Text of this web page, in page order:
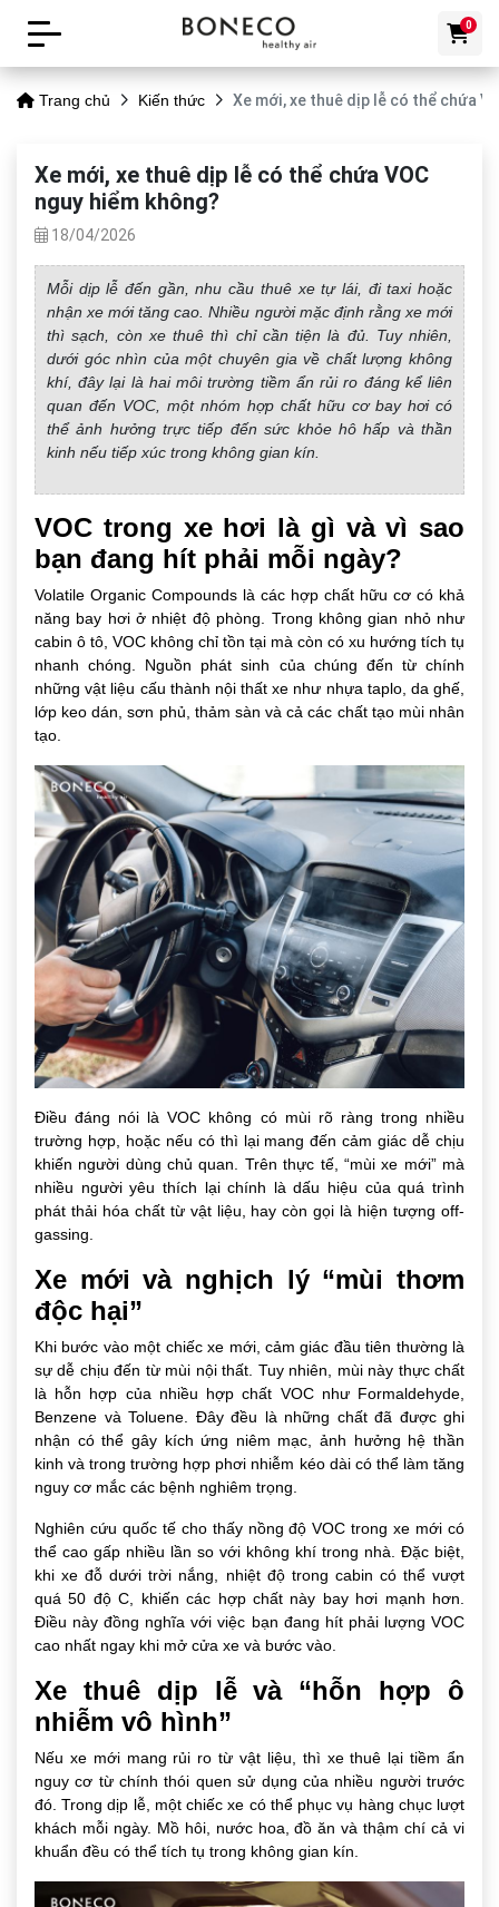
0
Trang chủ Kiến thức Xe mới, xe thuê dịp lễ có thể chứa
Xe mới, xe thuê dịp lễ có thể chứa VOC
nguy hiểm không?
18/04/2026
Mỗi dịp lễ đến gần, nhu cầu thuê xe tự lái, đi taxi hoặc
nhận xe mới tăng cao. Nhiều người mặc định rằng xe mới
thì sạch, còn xe thuê thì chỉ cần tiện là đủ. Tuy nhiên,
dưới góc nhìn của một chuyên gia về chất lượng không
khí, đây lại là hai môi trường tiềm ẩn rủi ro đáng kể liên
quan đến VOC, một nhóm hợp chất hữu cơ bay hơi có
thể ảnh hưởng trực tiếp đến sức khỏe hô hấp và thần
kinh nếu tiếp xúc trong không gian kín.
VOC trong xe hơi là gì và vì sao
bạn đang hít phải mỗi ngày?
Volatile Organic Compounds là các hợp chất hữu cơ có khả
năng bay hơi ở nhiệt độ phòng. Trong không gian nhỏ như
cabin ô tô, VOC không chỉ tồn tại mà còn có xu hướng tích tụ
nhanh chóng. Nguồn phát sinh của chúng đến từ chính
những vật liệu cấu thành nội thất xe như nhựa taplo, da ghế,
lớp keo dán, sơn phủ, thảm sàn và cả các chất tạo mùi nhân
tạo.
Điều đáng nói là VOC không có mùi rõ ràng trong nhiều
trường hợp, hoặc nếu có thì lại mang đến cảm giác dễ chịu
khiến người dùng chủ quan. Trên thực tế, “mùi xe mới” mà
nhiều người yêu thích lại chính là dấu hiệu của quá trình
phát thải hóa chất từ vật liệu, hay còn gọi là hiện tượng off-
gassing.
Xe mới và nghịch lý “mùi thơm
độc hại”
Khi bước vào một chiếc xe mới, cảm giác đầu tiên thường là
sự dễ chịu đến từ mùi nội thất. Tuy nhiên, mùi này thực chất
là hỗn hợp của nhiều hợp chất VOC như Formaldehyde,
Benzene và Toluene. Đây đều là những chất đã được ghi
nhận có thể gây kích ứng niêm mạc, ảnh hưởng hệ thần
kinh và trong trường hợp phơi nhiễm kéo dài có thể làm tăng
nguy cơ mắc các bệnh nghiêm trọng.
Nghiên cứu quốc tế cho thấy nồng độ VOC trong xe mới có
thể cao gấp nhiều lần so với không khí trong nhà. Đặc biệt,
khi xe đỗ dưới trời nắng, nhiệt độ trong cabin có thể vượt
quá 50 độ C, khiến các hợp chất này bay hơi mạnh hơn.
Điều này đồng nghĩa với việc bạn đang hít phải lượng VOC
cao nhất ngay khi mở cửa xe và bước vào.
Xe thuê dịp lễ và “hỗn hợp ô
nhiễm vô hình”
Nếu xe mới mang rủi ro từ vật liệu, thì xe thuê lại tiềm ẩn
nguy cơ từ chính thói quen sử dụng của nhiều người trước
đó. Trong dịp lễ, một chiếc xe có thể phục vụ hàng chục lượt
khách mỗi ngày. Mồ hôi, nước hoa, đồ ăn và thậm chí cả vi
khuẩn đều có thể tích tụ trong không gian kín.